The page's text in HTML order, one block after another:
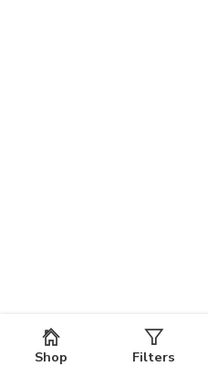
Shop Filters